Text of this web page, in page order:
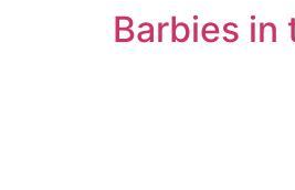
Barbies in